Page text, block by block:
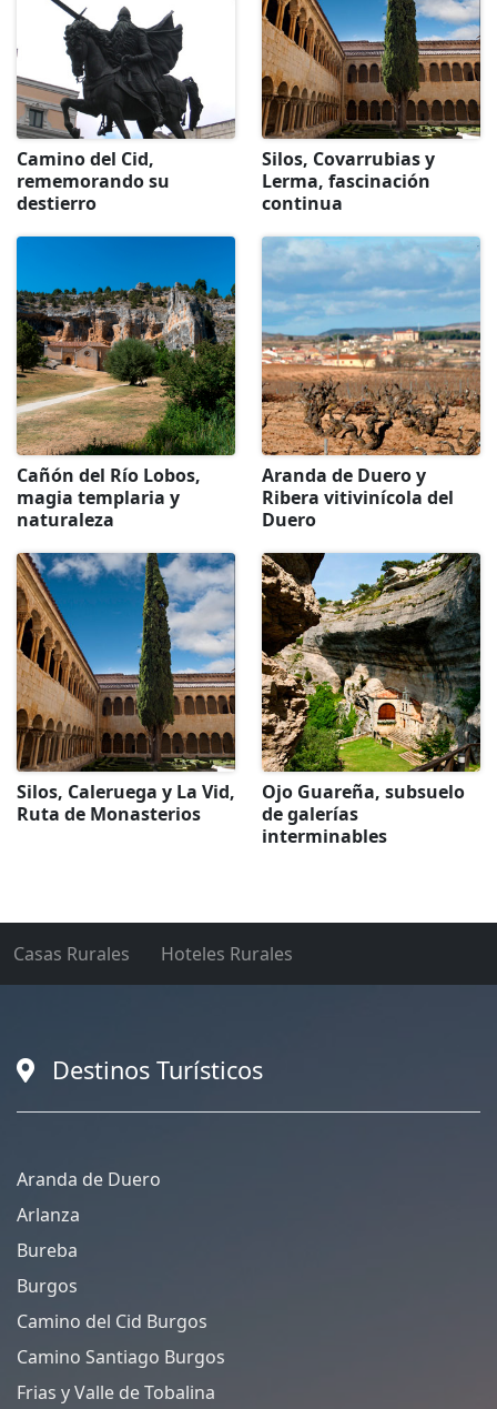
Camino del Cid,
rememorando su
destierro
Silos, Covarrubias y
Lerma, fascinación
continua
Cañón del Río Lobos,
magia templaria y
naturaleza
Aranda de Duero y
Ribera vitivinícola del
Duero
Silos, Caleruega y La Vid,
Ruta de Monasterios
Ojo Guareña, subsuelo
de galerías
interminables
Casas Rurales Hoteles Rurales
Destinos Turísticos
Aranda de Duero
Arlanza
Bureba
Burgos
Camino del Cid Burgos
Camino Santiago Burgos
Frias y Valle de Tobalina